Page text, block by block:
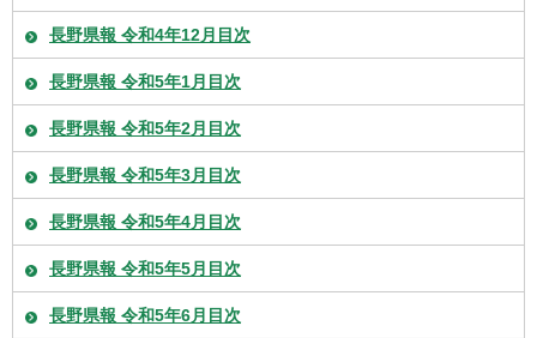
長野県報 令和4年12月目次
長野県報 令和5年1月目次
長野県報 令和5年2月目次
長野県報 令和5年3月目次
長野県報 令和5年4月目次
長野県報 令和5年5月目次
長野県報 令和5年6月目次